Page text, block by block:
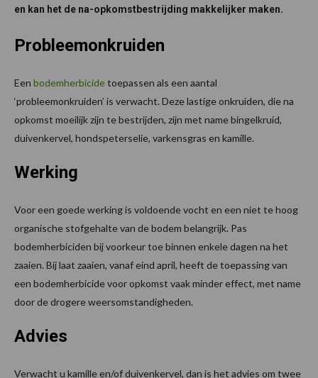
en kan het de na-opkomstbestrijding makkelijker maken.
Probleemonkruiden
Een bodemherbicidetoepassen als een aantal
‘probleemonkruiden’ is verwacht. Deze lastige onkruiden, die na
opkomst moeilijk zijn te bestrijden, zijn met name bingelkruid,
duivenkervel, hondspeterselie, varkensgras en kamille.
Werking
Voor een goede werking is voldoende vocht en een niet te hoog
organische stofgehalte van de bodem belangrijk. Pas
bodemherbiciden bij voorkeur toe binnen enkele dagen na het
zaaien. Bij laat zaaien, vanaf eind april, heeft de toepassing van
een bodemherbicide voor opkomst vaak minder effect, met name
door de drogere weersomstandigheden.
Advies
Verwacht u kamille en/of duivenkervel, dan is het advies om twee